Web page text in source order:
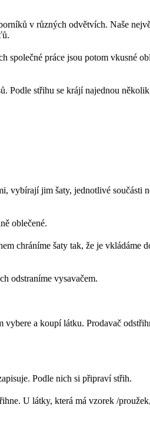
v různých odvětvích. Naše
práce jsou potom vkusné
Podle střihu se krájí najednou
vybírají jim šaty, jednotlivé součásti
oblečené.
chráníme šaty tak, že je vkládáme
odstraníme vysavačem.
a koupí látku. Prodavač
Podle nich si připraví střih.
U látky, která má vzorek /